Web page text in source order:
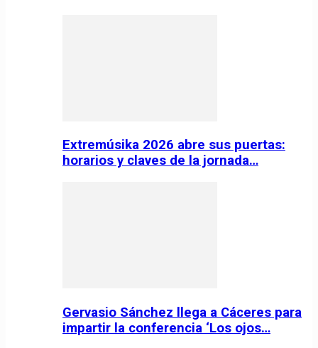
Extremúsika 2026 abre sus puertas:
horarios y claves de la jornada…
Gervasio Sánchez llega a Cáceres para
impartir la conferencia ‘Los ojos…